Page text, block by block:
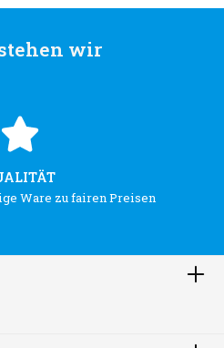
wir
Ware zu fairen Preisen